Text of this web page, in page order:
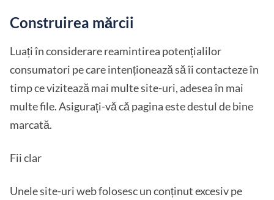
Construirea mărcii
Luați în considerare reamintirea potențialilor
consumatori pe care intenționează să îi contacteze în
timp ce vizitează mai multe site-uri, adesea în mai
multe file. Asigurați-vă că pagina este destul de bine
marcată.
Fii clar
Unele site-uri web folosesc un conținut excesiv pe